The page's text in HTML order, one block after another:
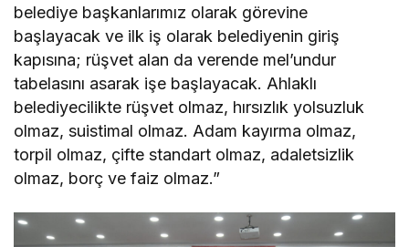
belediye başkanlarımız olarak görevine
başlayacak ve ilk iş olarak belediyenin giriş
kapısına; rüşvet alan da verende mel’undur
tabelasını asarak işe başlayacak. Ahlaklı
belediyecilikte rüşvet olmaz, hırsızlık yolsuzluk
olmaz, suistimal olmaz. Adam kayırma olmaz,
torpil olmaz, çifte standart olmaz, adaletsizlik
olmaz, borç ve faiz olmaz.”